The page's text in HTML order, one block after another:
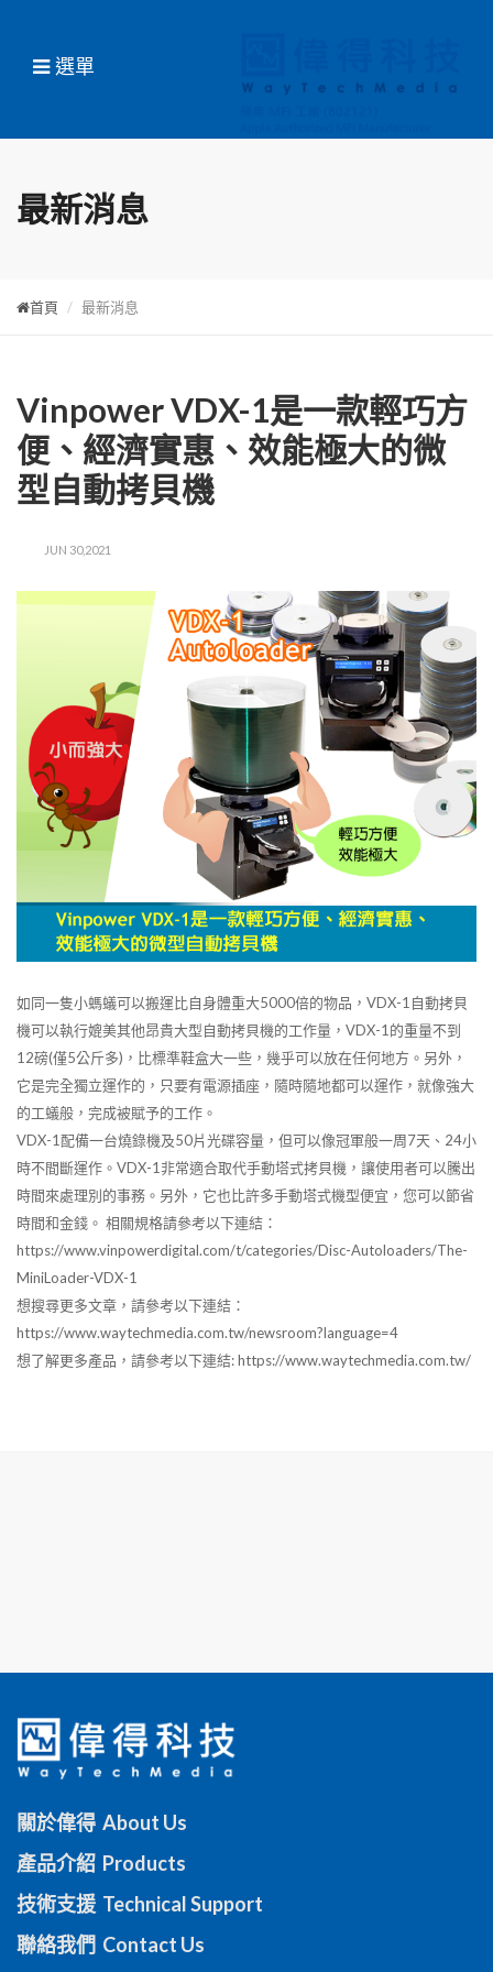
選單
最新消息
首頁 最新消息
Vinpower VDX-1是一款輕巧方
便、經濟實惠、效能極大的微
型自動拷貝機
JUN 30,2021
如同一隻小螞蟻可以搬運比自身體重大5000倍的物品，VDX-1自動拷貝
機可以執行媲美其他昂貴大型自動拷貝機的工作量，VDX-1的重量不到
12磅(僅5公斤多)，比標準鞋盒大一些，幾乎可以放在任何地方。另外，
它是完全獨立運作的，只要有電源插座，隨時隨地都可以運作，就像強大
的工蟻般，完成被賦予的工作。
VDX-1配備一台燒錄機及50片光碟容量，但可以像冠軍般一周7天、24小
時不間斷運作。VDX-1非常適合取代手動塔式拷貝機，讓使用者可以騰出
時間來處理別的事務。另外，它也比許多手動塔式機型便宜，您可以節省
時間和金錢。 相關規格請參考以下連結：
https://www.vinpowerdigital.com/t/categories/Disc-Autoloaders/The-
MiniLoader-VDX-1
想搜尋更多文章，請參考以下連結：
https://www.waytechmedia.com.tw/newsroom?language=4
想了解更多產品，請參考以下連結: https://www.waytechmedia.com.tw/
關於偉得 About Us
產品介紹 Products
技術支援 Technical Support
聯絡我們 Contact Us